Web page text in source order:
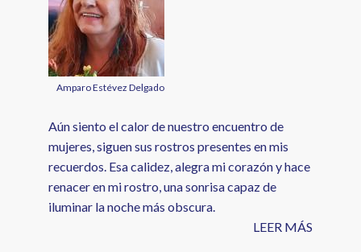
Amparo Estévez Delgado
Aún siento el calor de nuestro encuentro de
mujeres, siguen sus rostros presentes en mis
recuerdos. Esa calidez, alegra mi corazón y hace
renacer en mi rostro, una sonrisa capaz de
iluminar la noche más obscura.
LEER MÁS